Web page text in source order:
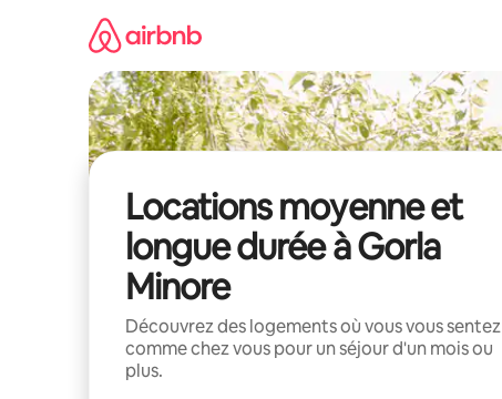
Locations moyenne et
longue durée à Gorla
Minore
Découvrez des logements où vous vous sentez
comme chez vous pour un séjour d'un mois ou
plus.